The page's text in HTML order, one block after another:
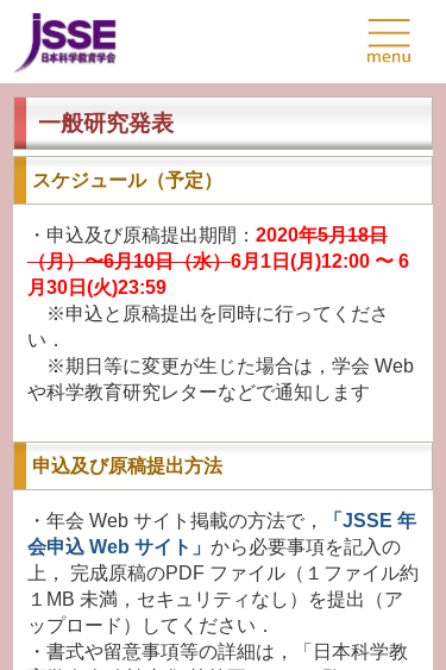
一般研究発表
スケジュール（予定）
・申込及び原稿提出期間： 2020年5月18日
（月）〜6月10日（水）6月1日(月)12:00 〜 6
月30日(火)23:59
※申込と原稿提出を同時に行ってくださ
い．
※期日等に変更が生じた場合は，学会 Web
や科学教育研究レターなどで通知します
申込及び原稿提出方法
・年会 Web サイト掲載の方法で，
「JSSE 年
会申込 Web サイト」 から必要事項を記入の
上， 完成原稿のPDF ファイル（１ファイル約
１MB 未満，セキュリティなし）を提出（ア
ップロード）してください．
・書式や留意事項等の詳細は，「日本科学教